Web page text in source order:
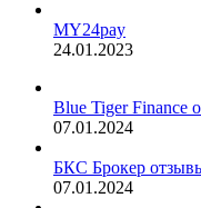
MY24pay
24.01.2023
Blue Tiger Finance
07.01.2024
БКС Брокер
07.01.2024